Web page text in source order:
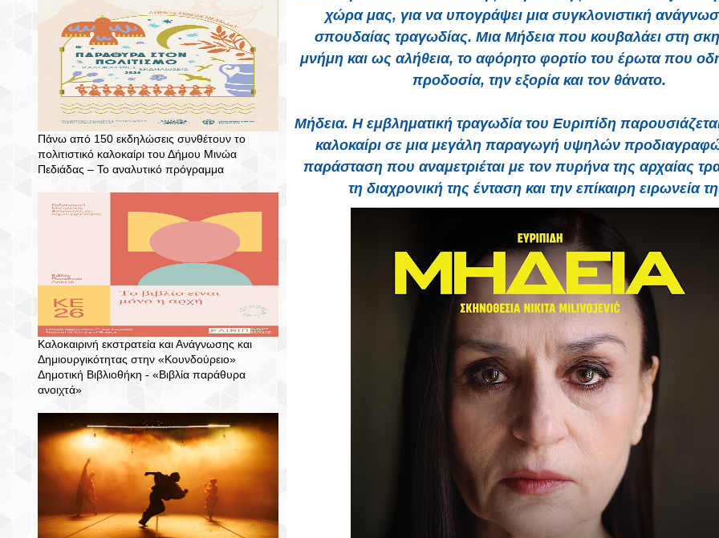
Πάνω από 150 εκδηλώσεις συνθέτουν το
πολιτιστικό καλοκαίρι του Δήμου Μινώα
Πεδιάδας – To αναλυτικό πρόγραμμα
Καλοκαιρινή εκστρατεία και Ανάγνωσης και
Δημιουργικότητας στην «Κουνδούρειο»
Δημοτική Βιβλιοθήκη - «Βιβλία παράθυρα
ανοιχτά»
χώρα μας, για να υπογράψει μια συγκλονιστική
σπουδαίας τραγωδίας. Μια Μήδεια που κουβαλάει στη
μνήμη και ως αλήθεια, το αφόρητο φορτίο του έρωτα που
προδοσία, την εξορία και τον θάνατο.
Μήδεια. Η εμβληματική τραγωδία του Ευριπίδη
καλοκαίρι σε μια μεγάλη παραγωγή υψηλών
παράσταση που αναμετριέται με τον πυρήνα της αρχαίας
τη διαχρονική της ένταση και την επίκαιρη ειρωνεία